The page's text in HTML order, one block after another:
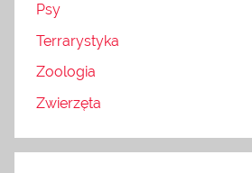
Psy
Terrarystyka
Zoologia
Zwierzęta